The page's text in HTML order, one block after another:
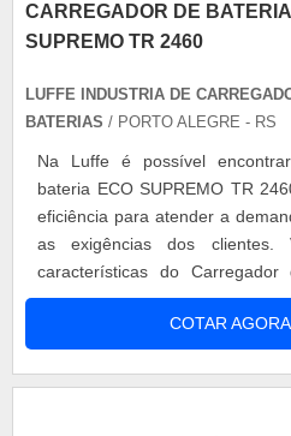
CARREGADOR DE
SUPREMO TR 2460
LUFFE INDUSTRIA DE
BATERIAS / PORTO ALEGRE - RS
Na Luffe é possível
bateria ECO SUPREMO TR
eficiência para atender a
as exigências dos clientes.
características do Carregador
SUPREMO TR 2460: O ECO
vantagens: Possui
equalização automático.
COTAR AGORA